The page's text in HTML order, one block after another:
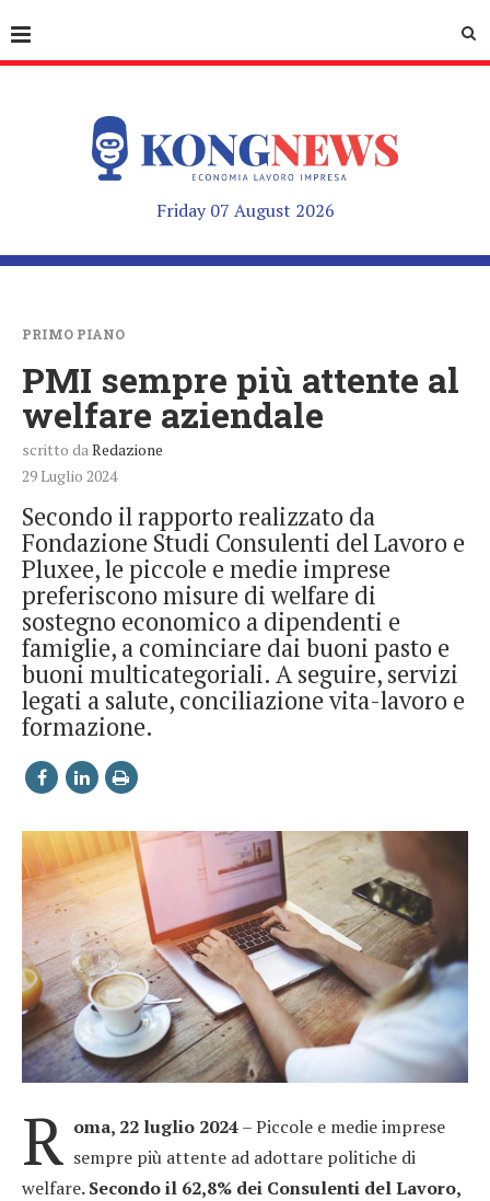
Friday 07 August 2026
PRIMO PIANO
PMI sempre più attente al
welfare aziendale
scritto da Redazione
29 Luglio 2024
Secondo il rapporto realizzato da
Fondazione Studi Consulenti del Lavoro e
Pluxee, le piccole e medie imprese
preferiscono misure di welfare di
sostegno economico a dipendenti e
famiglie, a cominciare dai buoni pasto e
buoni multicategoriali. A seguire, servizi
legati a salute, conciliazione vita-lavoro e
formazione.
R oma, 22 luglio 2024– Piccole e medie imprese
sempre più attente ad adottare politiche di
welfare. Secondo il 62,8% dei Consulenti del Lavoro,